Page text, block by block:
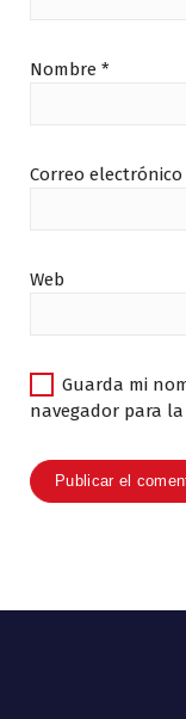
Nombre *
Correo electrónico
Web
Guarda mi
navegador para